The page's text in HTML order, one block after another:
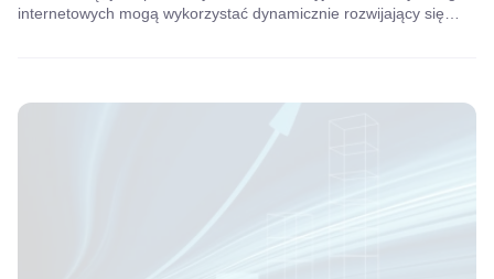
internetowych mogą wykorzystać dynamicznie rozwijający się